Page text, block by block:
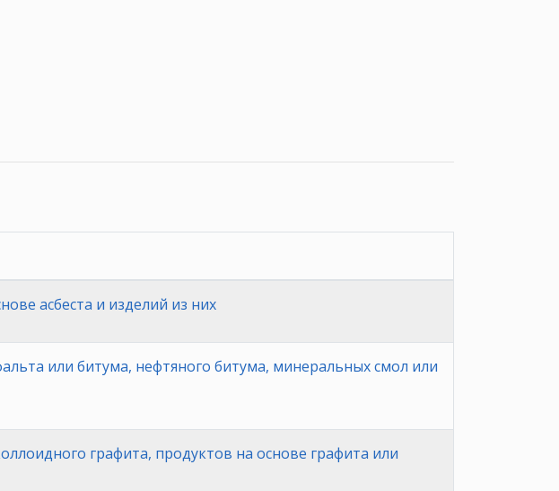
асбеста и изделий из них
или битума, нефтяного битума, минеральных смол или
графита, продуктов на основе графита или